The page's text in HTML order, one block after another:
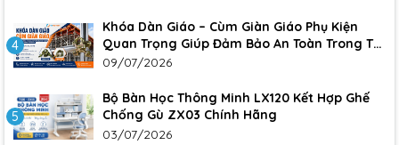
4
Khóa Dàn Giáo – Cùm Giàn Giáo Phụ Kiện
Quan Trọng Giúp Đảm Bảo An Toàn Trong Thi
Công Xây Dựng
09/07/2026
5
Bộ Bàn Học Thông Minh LX120 Kết Hợp Ghế
Chống Gù ZX03 Chính Hãng
03/07/2026